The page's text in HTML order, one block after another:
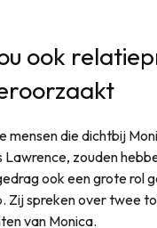
ook
mensen die dichtbij
zouden
ook een grote rol
Zij spreken over twee
van Monica.